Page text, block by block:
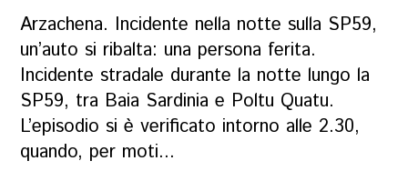
Arzachena. Incidente nella notte sulla SP59,
un’auto si ribalta: una persona ferita.
Incidente stradale durante la notte lungo la
SP59, tra Baia Sardinia e Poltu Quatu.
L’episodio si è verificato intorno alle 2.30,
quando, per moti...